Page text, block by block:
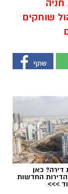
שוחקים
כאן
החדשות
>>>